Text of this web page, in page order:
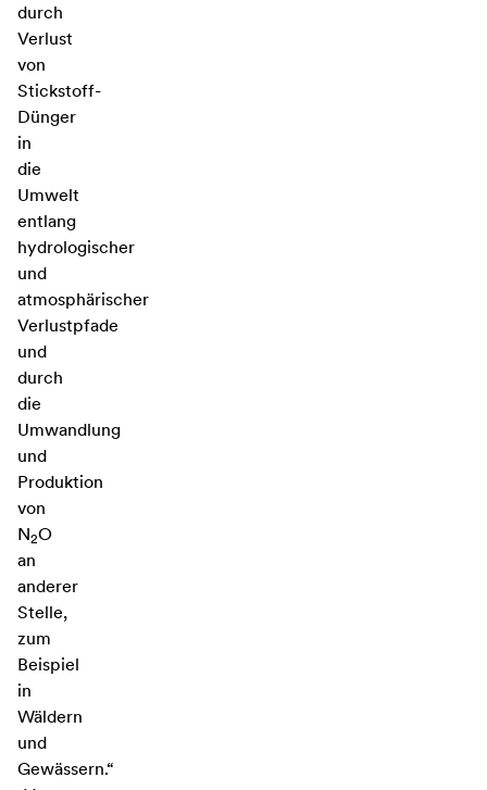
durch
Verlust
von
Stickstoff-
Dünger
in
die
Umwelt
entlang
hydrologischer
und
atmosphärischer
Verlustpfade
und
durch
die
Umwandlung
und
Produktion
von
N2O
an
anderer
Stelle,
zum
Beispiel
in
Wäldern
und
Gewässern.“